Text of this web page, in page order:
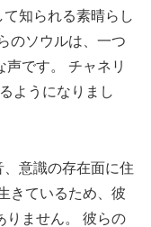
知られる素晴らし
のソウルは、一つ
声です。 チャネリ
ようになりまし
意識の存在面に住
きているため、彼
りません。 彼らの